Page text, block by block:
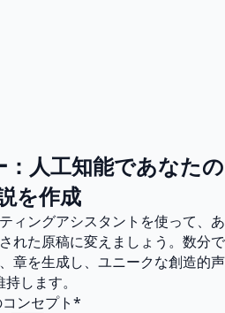
人工知能であなたの
を作成
ィングアシスタントを使って、あ
れた原稿に変えましょう。数分で
章を生成し、ユニークな創造的声
持します。
ンセプト*